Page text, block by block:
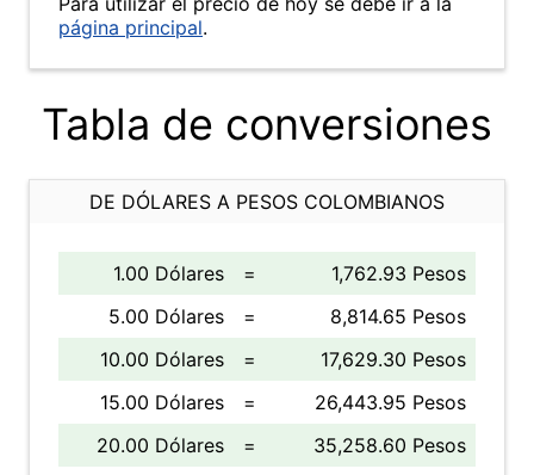
página principal.
Tabla de conversiones
DE DÓLARES A PESOS COLOMBIANOS
1.00 Dólares =
1,762.93 Pesos
5.00 Dólares
=
8,814.65 Pesos
10.00 Dólares
=
17,629.30 Pesos
15.00 Dólares
=
26,443.95 Pesos
20.00 Dólares
=
35,258.60 Pesos